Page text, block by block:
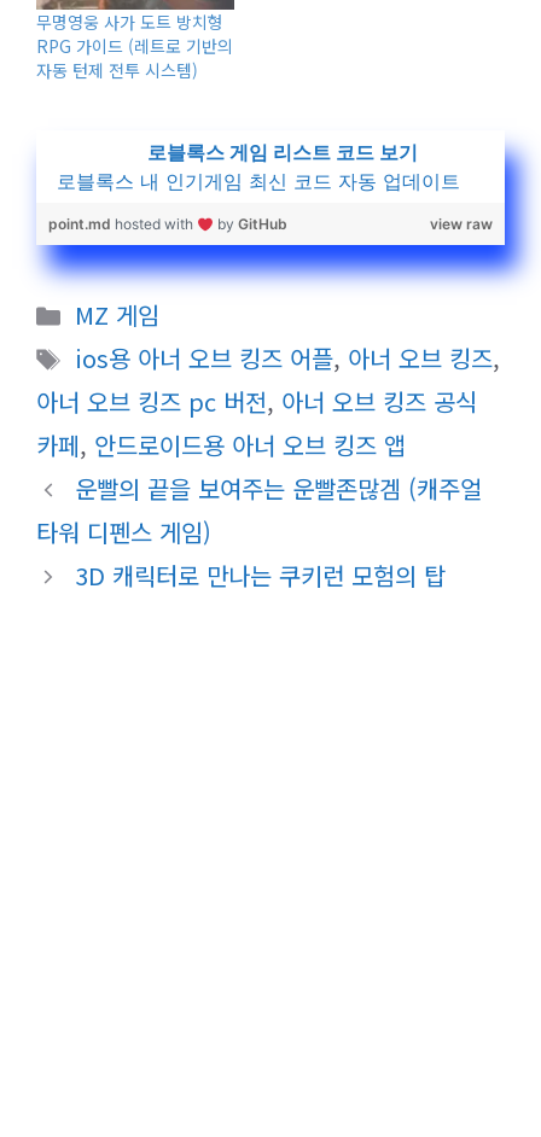
무명영웅 사가 도트 방치형
RPG 가이드 (레트로 기반의
자동 턴제 전투 시스템)
로블록스 게임 리스트 코드 보기
로블록스 내 인기게임 최신 코드 자동 업데이트
view raw
point.md hosted with by GitHub
카
테
고
리
MZ 게임
태
그
ios용 아너 오브 킹즈 어플, 아너 오브 킹즈,
아너 오브 킹즈 pc 버전, 아너 오브 킹즈 공식
카페, 안드로이드용 아너 오브 킹즈 앱
운빨의 끝을 보여주는 운빨존많겜 (캐주얼
타워 디펜스 게임)
3D 캐릭터로 만나는 쿠키런 모험의 탑